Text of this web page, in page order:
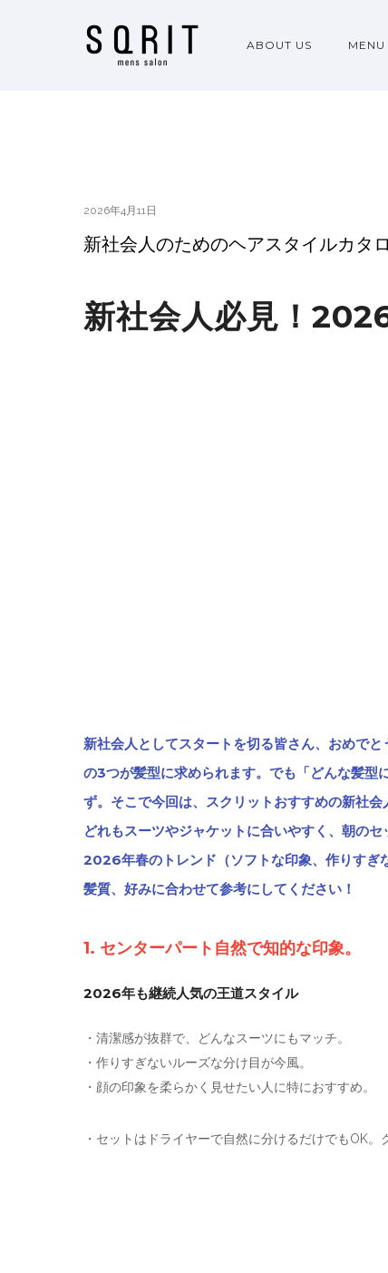
ABOUT US MENU
2026年4月11日
新社会人のためのヘアスタイルカタ
新社会人必見！
新社会人としてスタートを切る皆さん、おめで
の3つが髪型に求められます。 でも「どんな髪型
ず。そこで今回は、スクリットおすすめの新社
どれもスーツやジャケットに合いやすく、朝のセ
2026年春のトレンド（ソフトな印象、作りすぎ
髪質、好みに合わせて参考にしてください！
1. センターパート自然で知的な印象。
2026年も継続人気の王道スタイル
・清潔感が抜群で、どんなスーツにもマッチ。
・作りすぎないルーズな分け目が今風。
・顔の印象を柔らかく見せたい人に特におすすめ。
・セットはドライヤーで自然に分けるだけでもOK